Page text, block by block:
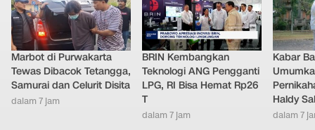
Marbot di Purwakarta
Tewas Dibacok Tetangga,
Samurai dan Celurit Disita
dalam 7 jam
BRIN Kembangkan
Teknologi ANG Pengganti
LPG, RI Bisa Hemat Rp26
T
dalam 7 jam
Kabar
Haldy
dalam 7